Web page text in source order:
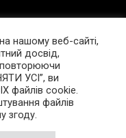
linkedin
нашому веб-сайті,
досвід,
повторюючи
УСІ”, ви
файлів cookie.
файлів
згоду.